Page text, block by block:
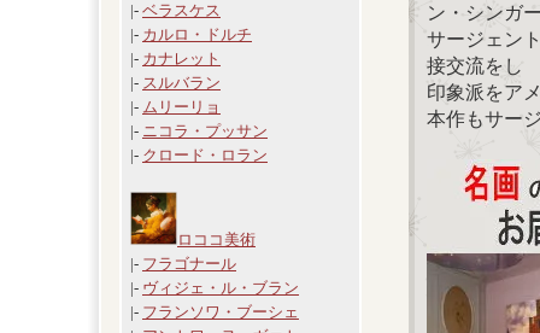
|- ベラスケス
|- カルロ・ドルチ
|- カナレット
|- スルバラン
|- ムリーリョ
|- ニコラ・プッサン
|- クロード・ロラン
ロココ美術
|- フラゴナール
|- ヴィジェ・ル・ブラン
|- フランソワ・ブーシェ
ン・シンガ
サージェン
接交流をし
印象派をア
本作もサー